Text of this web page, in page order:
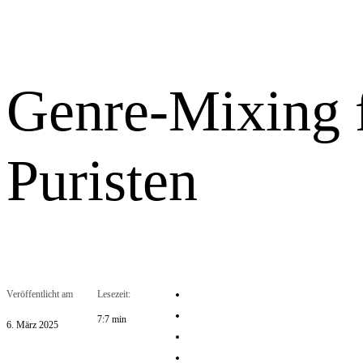
Genre-Mixing
Puristen
Veröffentlicht am
6. März 2025
Lesezeit:
7:7 min